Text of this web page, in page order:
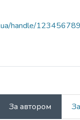
handle/
За автором